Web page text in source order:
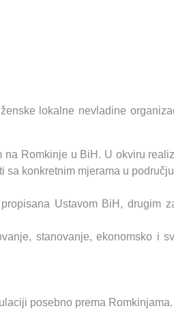
lokalne nevladine
Romkinje u BiH. U okviru
sa konkretnim mjerama u
Ustavom BiH, drugim
stanovanje, ekonomsko i
posebno prema Romkinjama.